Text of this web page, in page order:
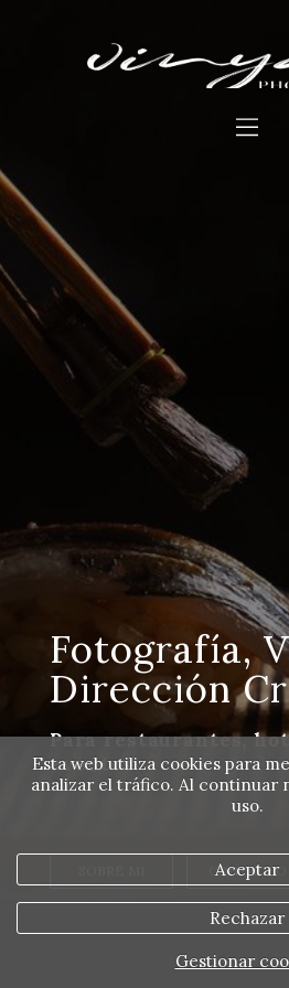
Fotografía,
Dirección
Para restaurantes,
eventos
CONTACTO
Esta web utiliza cookies para
analizar el tráfico. Al continuar
uso.
Aceptar
Rechazar
Gestionar